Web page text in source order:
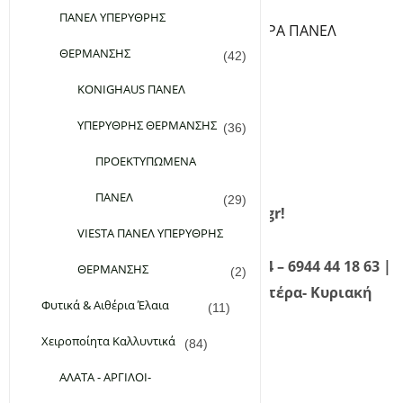
ΒΑΣΕΙΣ ΔΑΠΕΔΟΥ ΓΙΑ ΥΠΕΡΥΘΡA ΠΑΝΕΛ
ΘΕΡΜΑΙΝΟΜΕΝΑ ΧΑΛΑΚΙΑ
Εταιρεία
Καλώς ήρθατε στο planetgreen.gr!
Καλέστε μας τώρα! 210 98 28 134 – 6944 44 18 63 |
Τηλεφωνική Εξυπηρέτηση: Δευτέρα- Κυριακή
09:00 – 21:00
ΠΑΝΕΛ ΥΠΕΡΥΘΡΗΣ
ΘΕΡΜΑΝΣΗΣ (42)
KONIGHAUS ΠΑΝΕΛ
ΥΠΕΡΥΘΡΗΣ ΘΕΡΜΑΝΣΗΣ (36)
ΠΡΟΕΚΤΥΠΩΜΕΝΑ
ΠΑΝΕΛ (29)
VIESTA ΠΑΝΕΛ ΥΠΕΡΥΘΡΗΣ
ΘΕΡΜΑΝΣΗΣ (2)
Φυτικά & Αιθέρια Έλαια (11)
Χειροποίητα Καλλυντικά (84)
ΑΛΑΤΑ - ΑΡΓΙΛΟΙ-